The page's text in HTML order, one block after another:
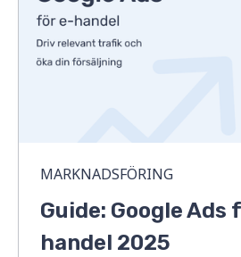
MARKNADSFÖRING
Guide: Google Ads
handel 2025